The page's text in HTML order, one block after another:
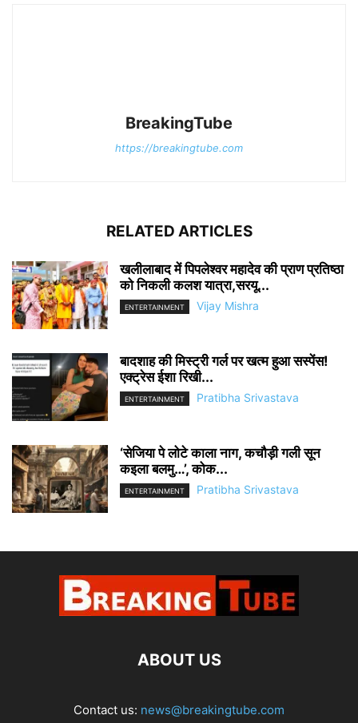
BreakingTube
https://breakingtube.com
RELATED ARTICLES
खलीलाबाद में पिपलेश्वर महादेव की प्राण प्रतिष्ठा
को निकली कलश यात्रा,सरयू...
ENTERTAINMENT Vijay Mishra
बादशाह की मिस्ट्री गर्ल पर खत्म हुआ सस्पेंस!
एक्ट्रेस ईशा रिखी...
ENTERTAINMENT Pratibha Srivastava
‘सेजिया पे लोटे काला नाग, कचौड़ी गली सून
कइला बलमु…’, कोक...
ENTERTAINMENT Pratibha Srivastava
ABOUT US
Contact us: news@breakingtube.com